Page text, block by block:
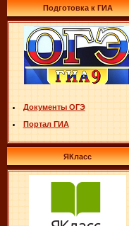
Подготовка к ГИА
Документы ОГЭ
Портал ГИА
ЯКласс